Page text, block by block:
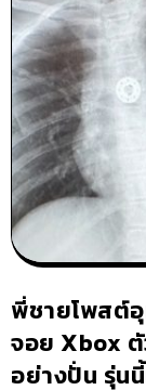
พี่ชายโพสต์
จอย Xbox
อย่างปั่น รุ่น